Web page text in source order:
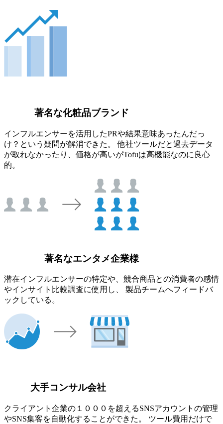
著名な化粧品ブランド
インフルエンサーを活用したPRや結果意味あったんだっ
け？という疑問が解消できた。 他社ツールだと過去データ
が取れなかったり、価格が高いがTofuは高機能なのに良心
的。
著名なエンタメ企業様
潜在インフルエンサーの特定や、競合商品との消費者の感情
やインサイト比較調査に使用し、 製品チームへフィードバ
ックしている。
大手コンサル会社
クライアント企業の１０００を超えるSNSアカウントの管理
やSNS集客を自動化することができた。 ツール費用だけで